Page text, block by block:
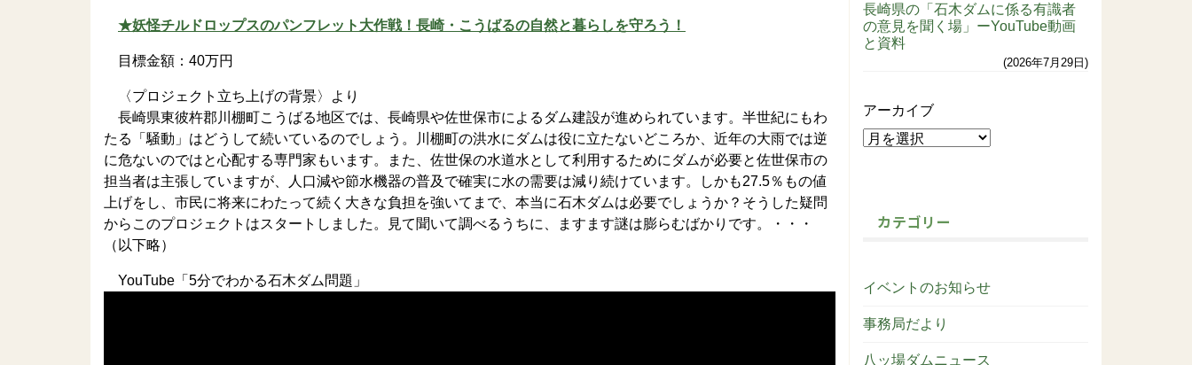
★妖怪チルドロップスのパンフレット大作戦！長崎・こうばるの自然と暮らしを守ろう！
目標金額：40万円
〈プロジェクト立ち上げの背景〉より
長崎県東彼杵郡川棚町こうばる地区では、長崎県や佐世保市によるダム建設が進められています。半世紀にもわ
たる「騒動」はどうして続いているのでしょう。川棚町の洪水にダムは役に立たないどころか、近年の大雨では逆
に危ないのではと心配する専門家もいます。また、佐世保の水道水として利用するためにダムが必要と佐世保市の
担当者は主張していますが、人口減や節水機器の普及で確実に水の需要は減り続けています。しかも27.5％もの値
上げをし、市民に将来にわたって続く大きな負担を強いてまで、本当に石木ダムは必要でしょうか？そうした疑問
からこのプロジェクトはスタートしました。見て聞いて調べるうちに、ますます謎は膨らむばかりです。・・・
（以下略）
YouTube「5分でわかる石木ダム問題」
長崎県の「石木ダムに係る有識者
の意見を聞く場」ーYouTube動画
と資料
2026年7月29日
アーカイブ
カテゴリー
イベントのお知らせ
事務局だより
八ッ場ダムニュース